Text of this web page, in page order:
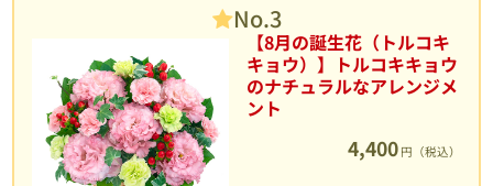
No.3
【8月の誕生花（トルコキ
キョウ）】トルコキキョウ
のナチュラルなアレンジメ
ント
4,400 円（税込）